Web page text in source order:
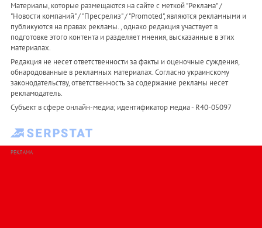
Материалы, которые размещаются на сайте с меткой "Реклама" /
"Новости компаний" / "Пресрелиз" / "Promoted", являются рекламными и
публикуются на правах рекламы. , однако редакция участвует в
подготовке этого контента и разделяет мнения, высказанные в этих
материалах.
Редакция не несет ответственности за факты и оценочные суждения,
обнародованные в рекламных материалах. Согласно украинскому
законодательству, ответственность за содержание рекламы несет
рекламодатель.
Субъект в сфере онлайн-медиа; идентификатор медиа - R40-05097
РЕКЛАМА